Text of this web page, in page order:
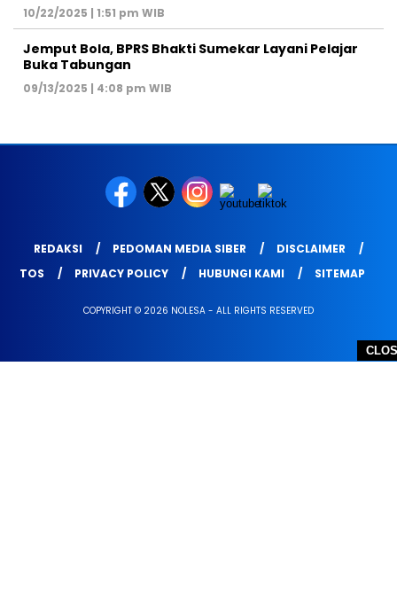
10/22/2025 | 1:51 pm WIB
Jemput Bola, BPRS Bhakti Sumekar Layani Pelajar
Buka Tabungan
09/13/2025 | 4:08 pm WIB
REDAKSI PEDOMAN MEDIA SIBER
DISCLAIMER
TOS
PRIVACY POLICY HUBUNGI KAMI SITEMAP
COPYRIGHT © 2026 NOLESA - ALL RIGHTS RESERVED